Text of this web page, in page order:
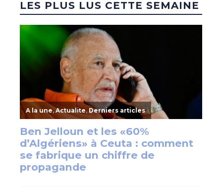
LES PLUS LUS CETTE SEMAINE